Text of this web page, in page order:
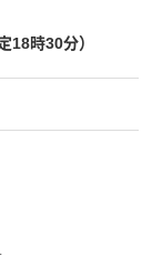
18時30分）